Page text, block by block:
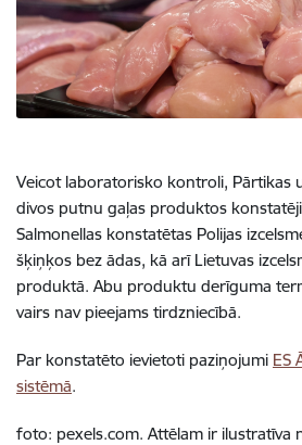
Veicot laboratorisko kontroli, Pārtikas
divos putnu gaļas produktos
Salmonellas konstatētas Polijas
šķiņķos bez ādas, kā arī Lietuvas
produktā. Abu produktu derīguma
vairs nav pieejams tirdzniecībā.
Par konstatēto ievietoti paziņojumi ES
sistēmā.
foto: pexels.com. Attēlam ir ilustratīva